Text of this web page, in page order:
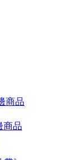
商品
商品